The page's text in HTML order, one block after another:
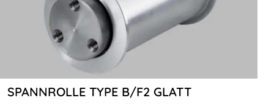
SPANNROLLE TYPE B/F2 GLATT